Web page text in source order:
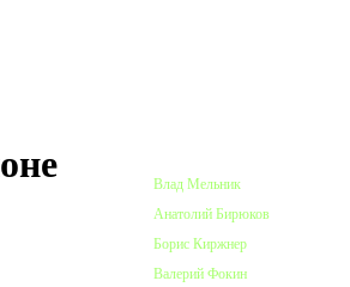
Влад Мельник
Анатолий Бирюков
Борис Киржнер
Валерий Фокин